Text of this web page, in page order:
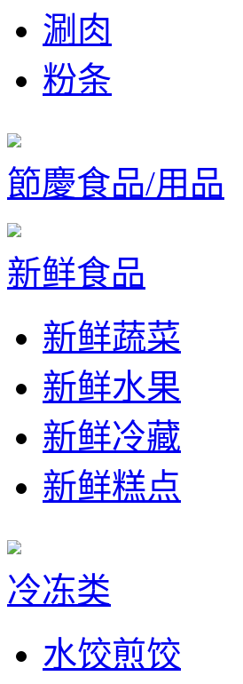
涮肉
粉条
節慶食品/用品
新鲜食品
新鲜蔬菜
新鲜水果
新鲜冷藏
新鲜糕点
冷冻类
水饺煎饺